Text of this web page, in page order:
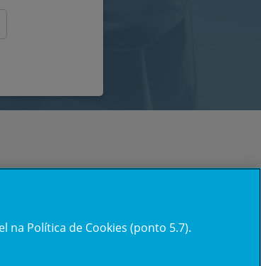
na Política de Cookies (ponto 5.7).